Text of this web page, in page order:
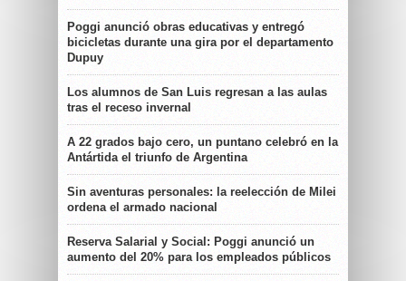
Poggi anunció obras educativas y entregó
bicicletas durante una gira por el departamento
Dupuy
Los alumnos de San Luis regresan a las aulas
tras el receso invernal
A 22 grados bajo cero, un puntano celebró en la
Antártida el triunfo de Argentina
Sin aventuras personales: la reelección de Milei
ordena el armado nacional
Reserva Salarial y Social: Poggi anunció un
aumento del 20% para los empleados públicos